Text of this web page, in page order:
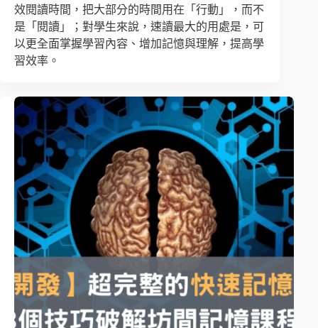
效閱讀時間，把大部分的時間用在「行動」，而不
是「閱讀」；對學生來說，速讀最大的用處是，可
以更全面掌握學習內容、增加記憶與理解，提高學
習效率。